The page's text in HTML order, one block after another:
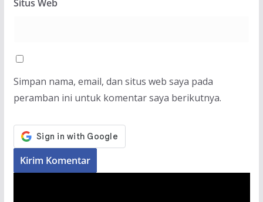
Situs Web
Simpan nama, email, dan situs web saya pada
peramban ini untuk komentar saya berikutnya.